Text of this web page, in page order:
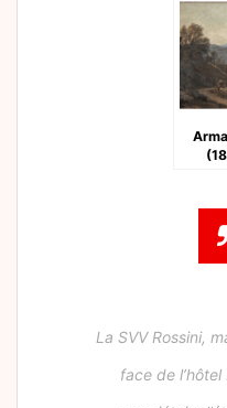
La SVV Rossini,
face de